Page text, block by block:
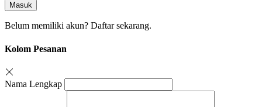
Masuk
Belum memiliki akun? Daftar sekarang.
Kolom Pesanan
Nama Lengkap